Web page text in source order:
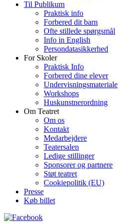
Til Publikum
Praktisk info
Forbered dit barn
Ofte stillede spørgsmål
Info in English
Persondatasikkerhed
For Skoler
Praktisk Info
Forbered dine elever
Undervisningsmateriale
Workshops
Huskunstnerordning
Om Teatret
Om os
Kontakt
Medarbejdere
Teatersalen
Ledige stillinger
Sponsorer og partnere
Støt teatret
Cookiepolitik (EU)
Presse
Køb billet